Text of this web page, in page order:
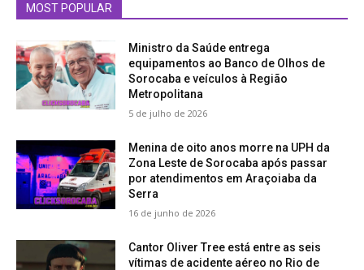
MOST POPULAR
Ministro da Saúde entrega
equipamentos ao Banco de Olhos de
Sorocaba e veículos à Região
Metropolitana
5 de julho de 2026
Menina de oito anos morre na UPH da
Zona Leste de Sorocaba após passar
por atendimentos em Araçoiaba da
Serra
16 de junho de 2026
Cantor Oliver Tree está entre as seis
vítimas de acidente aéreo no Rio de